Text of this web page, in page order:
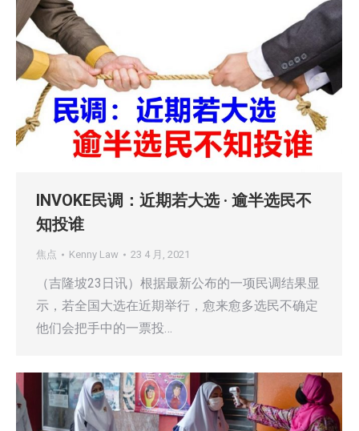
INVOKE民调：近期若大选 · 逾半选民不
知投谁
焦点 Kenny Law 23 4 月, 2021
（吉隆坡23日讯）根据最新公布的一项民调结果显
示，若全国大选在近期举行，愈来愈多选民不确定
他们会把手中的一票投…